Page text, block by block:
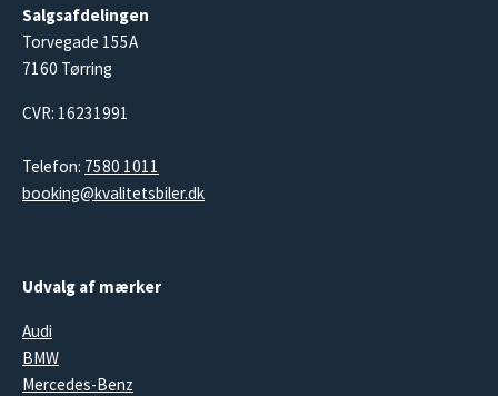
Salgsafdelingen
Torvegade 155A
7160 Tørring
CVR: 16231991
Telefon: 7580 1011
booking@kvalitetsbiler.dk
Udvalg af mærker
Audi
BMW
Mercedes-Benz